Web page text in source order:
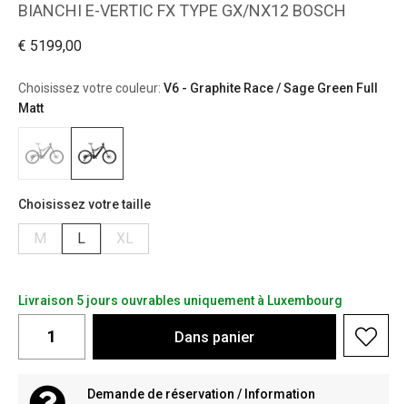
BIANCHI E-VERTIC FX TYPE GX/NX12 BOSCH
€ 5199,00
Choisissez votre couleur: V6 - Graphite Race / Sage Green Full
Matt
Choisissez votre taille
M L XL
Livraison 5 jours ouvrables uniquement à Luxembourg
Dans panier
Demande de réservation / Information